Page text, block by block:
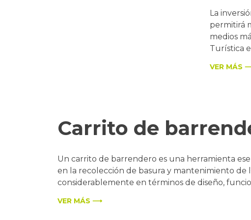
La
permitirá
medios
Turística
VER MÁS
Carrito de
Un carrito de barrendero es una herramienta
en la recolección de basura y mantenimiento de
considerablemente en términos de diseño,
VER MÁS ⟶